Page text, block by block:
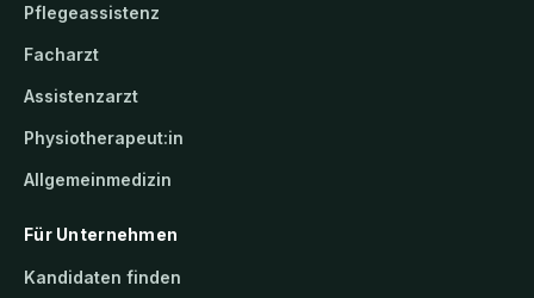
Pflegeassistenz
Facharzt
Assistenzarzt
Physiotherapeut:in
Allgemeinmedizin
Für Unternehmen
Kandidaten finden